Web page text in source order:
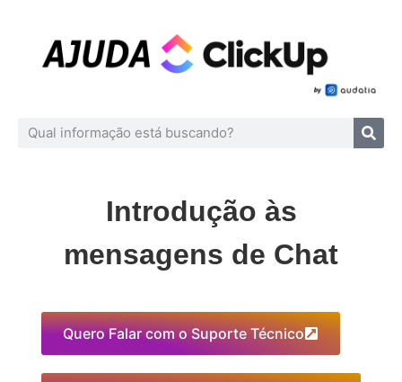
Introdução às
mensagens de Chat
Quero Falar com o Suporte Técnico